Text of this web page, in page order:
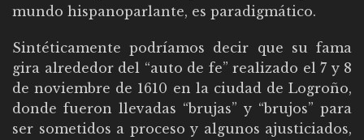
mundo hispanoparlante, es paradigmático.
Sintéticamente podríamos decir que su fama
gira alrededor del “auto de fe” realizado el 7 y 8
de noviembre de 1610 en la ciudad de Logroño,
donde fueron llevadas “brujas” y “brujos” para
ser sometidos a proceso y algunos ajusticiados,